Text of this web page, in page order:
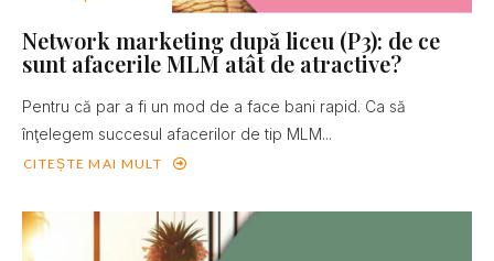
Network marketing după liceu (P3): de ce
sunt afacerile MLM atât de atractive?
Pentru că par a fi un mod de a face bani rapid. Ca să
înţelegem succesul afacerilor de tip MLM...
CITEȘTE MAI MULT